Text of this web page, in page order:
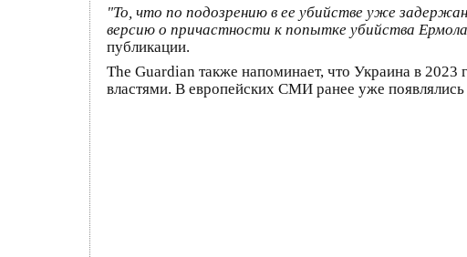
"То, что по подозрению в ее убийстве уже
версию о причастности к попытке убийства
публикации.
The Guardian также напоминает, что Украина в 2023
властями. В европейских СМИ ранее уже